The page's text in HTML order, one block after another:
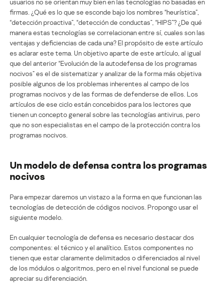
firmas. ¿Qué es lo que se esconde bajo los nombres “heurística”,
“detección proactiva”, “detección de conductas”, “HIPS”? ¿De qué
manera estas tecnologías se correlacionan entre sí, cuales son las
ventajas y deficiencias de cada una? El propósito de este artículo
es aclarar este tema. Un objetivo aparte de este artículo, al igual
que del anterior “Evolución de la autodefensa de los programas
nocivos” es el de sistematizar y analizar de la forma más objetiva
posible algunos de los problemas inherentes al campo de los
programas nocivos y de las formas de defenderse de ellos. Los
artículos de ese ciclo están concebidos para los lectores que
tienen un concepto general sobre las tecnologías antivirus, pero
que no son especialistas en el campo de la protección contra los
programas nocivos.
Un modelo de defensa contra los programas
nocivos
Para empezar daremos un vistazo a la forma en que funcionan las
tecnologías de detección de códigos nocivos. Propongo usar el
siguiente modelo.
En cualquier tecnología de defensa es necesario destacar dos
componentes: el técnico y el analítico. Estos componentes no
tienen que estar claramente delimitados o diferenciados al nivel
de los módulos o algoritmos, pero en el nivel funcional se puede
apreciar su diferenciación.